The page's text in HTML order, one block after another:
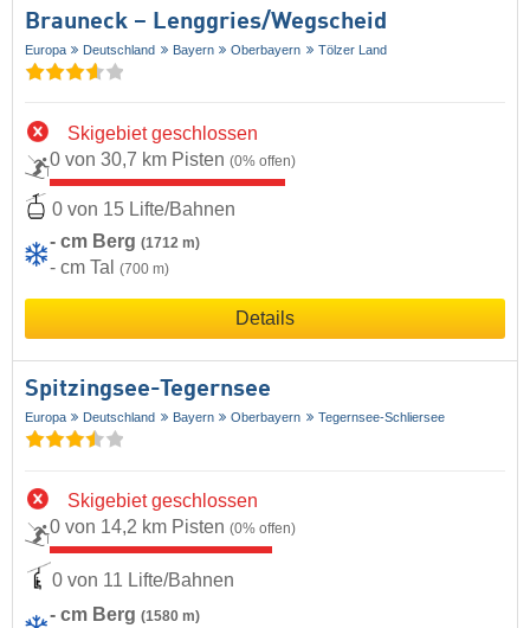
Brauneck – Lenggries/​Wegscheid
Europa Deutschland Bayern Oberbayern Tölzer Land
Skigebiet geschlossen
0 von 30,7 km Pisten (0% offen)
0 von 15 Lifte/Bahnen
- cm Berg (1712 m)
- cm Tal (700 m)
Details
Spitzingsee-Tegernsee
Europa Deutschland Bayern Oberbayern Tegernsee-Schliersee
Skigebiet geschlossen
0 von 14,2 km Pisten (0% offen)
0 von 11 Lifte/Bahnen
- cm Berg (1580 m)